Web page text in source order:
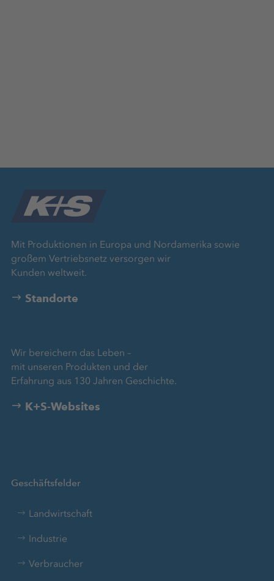
Mit Produktionen in Europa und Nordamerika sowie
großem Vertriebsnetz versorgen wir
Kunden weltweit.
Standorte
Wir bereichern das Leben –
mit unseren Produkten und der
Erfahrung aus 130 Jahren Geschichte.
K+S-Websites
Geschäftsfelder
Landwirtschaft
Industrie
Verbraucher